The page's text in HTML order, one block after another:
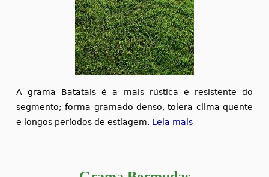
A grama Batatais é a mais rústica e resistente do
segmento; forma gramado denso, tolera clima quente
e longos períodos de estiagem. Leia mais